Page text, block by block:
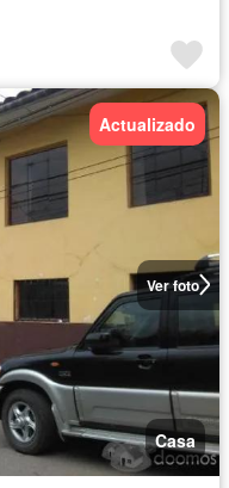
Ver foto
Actualizado
Casa